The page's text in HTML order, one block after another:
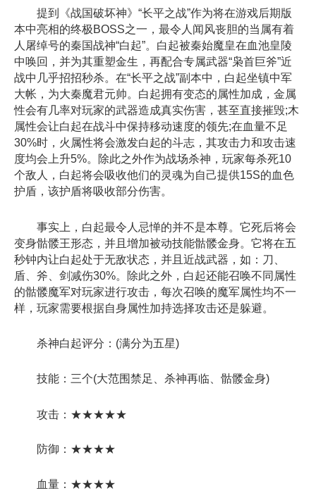
提到《战国破坏神》“长平之战”作为将在游戏后期版
本中亮相的终极BOSS之一，最令人闻风丧胆的当属有着
人屠绰号的秦国战神“白起”。白起被秦始魔皇在血池皇陵
中唤回，并为其重塑金生，再配合专属武器“枭首巨斧”近
战中几乎招招秒杀。在“长平之战”副本中，白起坐镇中军
大帐，为大秦魔君元帅。白起拥有变态的属性加成，金属
性会有几率对玩家的武器造成真实伤害，甚至直接摧毁;木
属性会让白起在战斗中保持移动速度的领先;在血量不足
30%时，火属性将会激发白起的斗志，其攻击力和攻击速
度均会上升5%。除此之外作为战场杀神，玩家每杀死10
个敌人，白起将会吸收他们的灵魂为自己提供15S的血色
护盾，该护盾将吸收部分伤害。
事实上，白起最令人忌惮的并不是本尊。它死后将会
变身骷髅王形态，并且增加被动技能骷髅金身。它将在五
秒钟内让白起处于无敌状态，并且近战武器，如：刀、
盾、斧、剑减伤30%。除此之外，白起还能召唤不同属性
的骷髅魔军对玩家进行攻击，每次召唤的魔军属性均不一
样，玩家需要根据自身属性加持选择攻击还是躲避。
杀神白起评分：(满分为五星)
技能：三个(大范围禁足、杀神再临、骷髅金身)
攻击：★★★★★
防御：★★★★
血量：★★★★